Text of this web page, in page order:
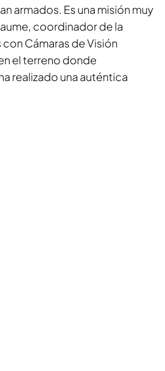
armados. Es una misión muy
coordinador de la
Cámaras de Visión
el terreno donde
realizado una auténtica